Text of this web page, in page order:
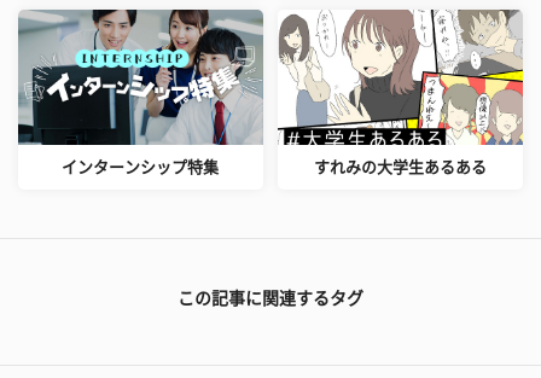
インターンシップ特集 すれみの大学生あるある
この記事に関連するタグ